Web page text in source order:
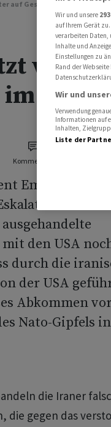
auf Gespräche im Iran-
im
Kommentare
Emmanuel
im Iran-
den USA
durch die
der USA
Abkommen
Nato-Gipfels
die Iraner
gegen das
Wir und unsere 293
auf Ihrem Gerät
verarbeiten Daten,
Inhalte und
Einstellungen zu
Rand der
Wir und
Verwendung
Informationen auf
Inhalten,
Liste der